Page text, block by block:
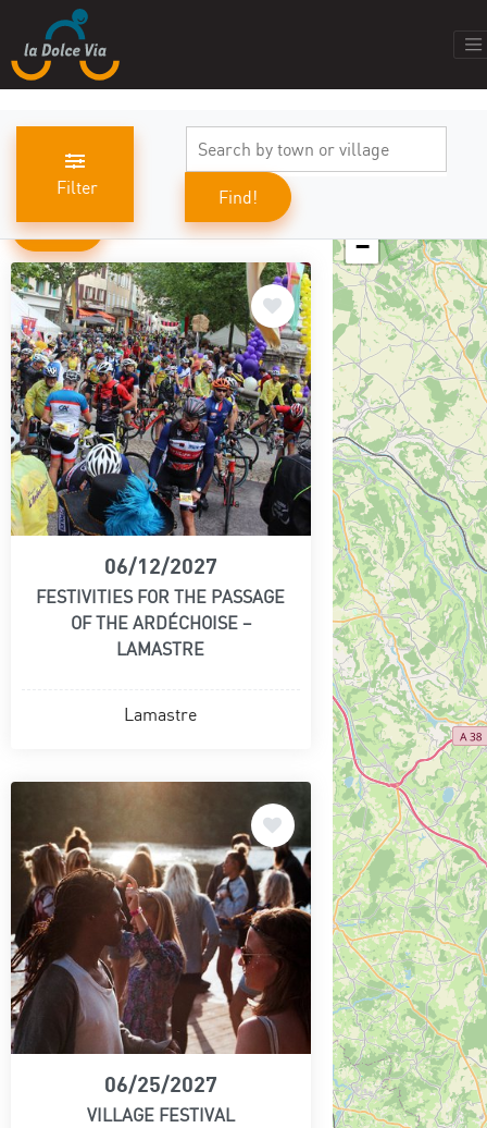
Filter
Find!
519
results found
06/12/2027
FESTIVITIES FOR THE PASSAGE
OF THE ARDÉCHOISE –
LAMASTRE
Lamastre
06/25/2027
VILLAGE FESTIVAL
−